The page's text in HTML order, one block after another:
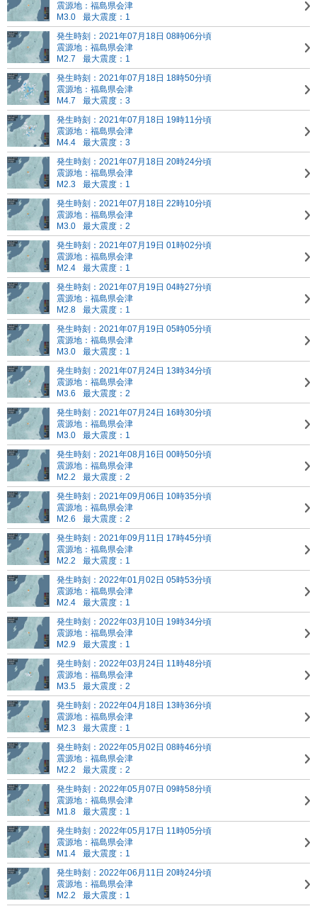
震源地：福島県会津
M3.0
最大震度：1
発生時刻：2021年07月18日 08時06分頃
震源地：福島県会津
M2.7
最大震度：1
発生時刻：2021年07月18日 18時50分頃
震源地：福島県会津
M4.7
最大震度：3
発生時刻：2021年07月18日 19時11分頃
震源地：福島県会津
M4.4
最大震度：3
発生時刻：2021年07月18日 20時24分頃
震源地：福島県会津
M2.3
最大震度：1
発生時刻：2021年07月18日 22時10分頃
震源地：福島県会津
M3.0
最大震度：2
発生時刻：2021年07月19日 01時02分頃
震源地：福島県会津
M2.4
最大震度：1
発生時刻：2021年07月19日 04時27分頃
震源地：福島県会津
M2.8
最大震度：1
発生時刻：2021年07月19日 05時05分頃
震源地：福島県会津
M3.0
最大震度：1
発生時刻：2021年07月24日 13時34分頃
震源地：福島県会津
M3.6
最大震度：2
発生時刻：2021年07月24日 16時30分頃
震源地：福島県会津
M3.0
最大震度：1
発生時刻：2021年08月16日 00時50分頃
震源地：福島県会津
M2.2
最大震度：2
発生時刻：2021年09月06日 10時35分頃
震源地：福島県会津
M2.6
最大震度：2
発生時刻：2021年09月11日 17時45分頃
震源地：福島県会津
M2.2
最大震度：1
発生時刻：2022年01月02日 05時53分頃
震源地：福島県会津
M2.4
最大震度：1
発生時刻：2022年03月10日 19時34分頃
震源地：福島県会津
M2.9
最大震度：1
発生時刻：2022年03月24日 11時48分頃
震源地：福島県会津
M3.5
最大震度：2
発生時刻：2022年04月18日 13時36分頃
震源地：福島県会津
M2.3
最大震度：1
発生時刻：2022年05月02日 08時46分頃
震源地：福島県会津
M2.2
最大震度：2
発生時刻：2022年05月07日 09時58分頃
震源地：福島県会津
M1.8
最大震度：1
発生時刻：2022年05月17日 11時05分頃
震源地：福島県会津
M1.4
最大震度：1
発生時刻：2022年06月11日 20時24分頃
震源地：福島県会津
M2.2
最大震度：1